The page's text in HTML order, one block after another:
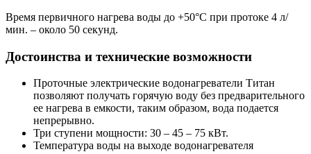
Время первичного нагрева воды до +50°С при протоке 4 л/
мин. – около 50 секунд.
Достоинства и технические возможности
Проточные электрические водонагреватели Титан
позволяют получать горячую воду без предварительного
ее нагрева в емкости, таким образом, вода подается
непрерывно.
Три ступени мощности: 30 – 45 – 75 кВт.
Температура воды на выходе водонагревателя